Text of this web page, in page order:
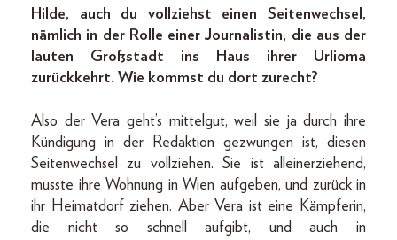
Hilde, auch du vollziehst einen Seitenwechsel,
nämlich in der Rolle einer Journalistin, die aus der
lauten Großstadt ins Haus ihrer Urlioma
zurückkehrt. Wie kommst du dort zurecht?
Also der Vera geht’s mittelgut, weil sie ja durch ihre
Kündigung in der Redaktion gezwungen ist, diesen
Seitenwechsel zu vollziehen. Sie ist alleinerziehend,
musste ihre Wohnung in Wien aufgeben, und zurück in
ihr Heimatdorf ziehen. Aber Vera ist eine Kämpferin,
die nicht so schnell aufgibt, und auch in